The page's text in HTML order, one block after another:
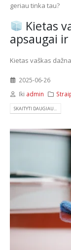
geriau tinka tau?
Kietas
apsaugai
Kietas vaškas
2025-06-26
Iki admin
SKAITYTI DAUGIAU...